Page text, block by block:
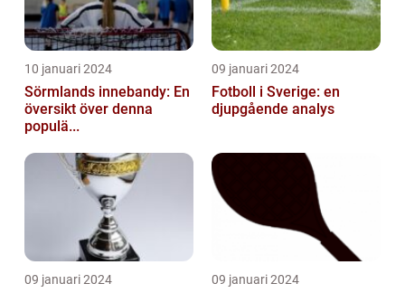
10 januari 2024
Sörmlands innebandy: En
översikt över denna
populä...
09 januari 2024
Fotboll i Sverige: en
djupgående analys
09 januari 2024 09 januari 2024